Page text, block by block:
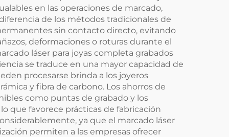
en las operaciones de marcado,
de los métodos tradicionales de
sin contacto directo, evitando
deformaciones o roturas durante el
láser para joyas completa grabados
se traduce en una mayor capacidad de
procesarse brinda a los joyeros
y fibra de carbono. Los ahorros de
como puntas de grabado y los
que favorece prácticas de fabricación
ya que el marcado láser
permiten a las empresas ofrecer